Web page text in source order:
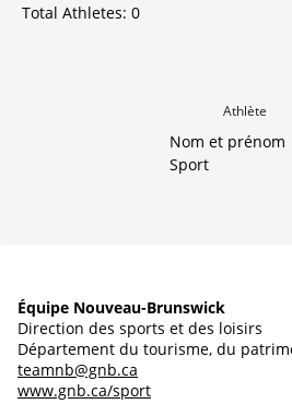
Total Athletes: 0
Athlète
Nom et prénom
Sport
Équipe Nouveau-Brunswick
Direction des sports et des loisirs
Département du tourisme, du
teamnb@gnb.ca
www.gnb.ca/sport